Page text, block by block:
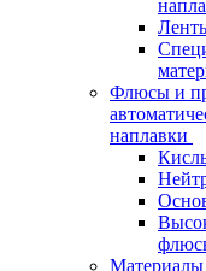
Флюсы и
наплавки
Материалы